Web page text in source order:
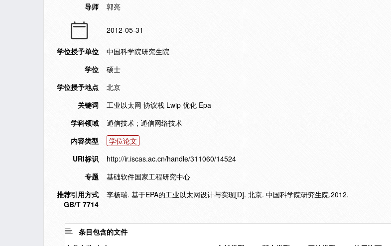
导师
郭亮
2012-05-31
学位授予单位
中国科学院研究生院
学位
硕士
学位授予地点
北京
关键词
工业以太网 协议栈 Lwip 优化 Epa
学科领域
通信技术 ; 通信网络技术
内容类型
学位论文
URI标识
http://ir.iscas.ac.cn/handle/311060/14524
专题
基础软件国家工程研究中心
推荐引用方式
GB/T 7714
李杨瑞. 基于EPA的工业以太网设计与实现[D]. 北京. 中国科学院研究生院,2012.
条目包含的文件